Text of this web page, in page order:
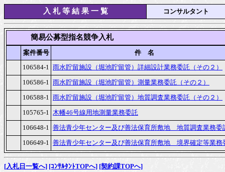
入 札 等 結 果 一 覧 コンサルタント
簡易公募型指名競争入札
案件番号
件　名
106584-1 雨水貯留施設（堀池貯留管）詳細設計業務委託（その２）
106586-1 雨水貯留施設（堀池貯留管）測量業務委託（その２）
106588-1 雨水貯留施設（堀池貯留管）地質調査業務委託（その２）
105765-1 木幡46号線用地測量業務委託
106648-1 善法青少年センター及び善法保育所敷地　地質調査業務委
106649-1 善法青少年センター及び善法保育所敷地　境界確定等業務
[入札日一覧へ] [ｺﾝｻﾙﾀﾝﾄTOPへ] [契約課TOPへ]